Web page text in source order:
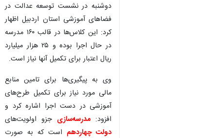
دوشنبه در نشست توسعه عدالت در
فضاهای آموزشی استان اردبیل اظهار
کرد: این کلاس‌ها در قالب ۱۶۰ مدرسه
در حال اجرا بوده و ۲۵ هزار میلیارد
ریال اعتبار برای تکمیل آنها نیاز است.
وی به پیگیری‌ها برای تامین منابع
مالی مورد نیاز برای تکمیل طرح‌های
آموزشی در دست اجرا اشاره کرد و
افزود: مدرسه‌سازی جزو اولویت‌های
دولت چهاردهم است که به‌ صورت